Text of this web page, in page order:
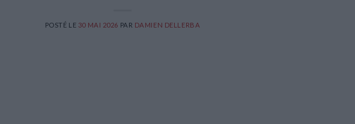
POSTÉ LE 30 MAI 2026 PAR DAMIEN DELLERBA